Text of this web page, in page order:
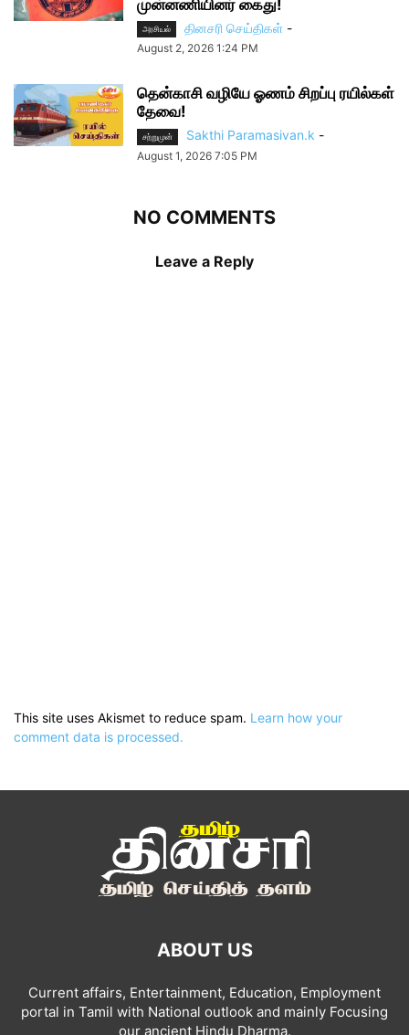
முன்னணியினர் கைது!
அரசியல் தினசரி செய்திகள் -
August 2, 2026 1:24 PM
தென்காசி வழியே ஓணம் சிறப்பு ரயில்கள்
தேவை!
சற்றுமுன் Sakthi Paramasivan.k -
August 1, 2026 7:05 PM
NO COMMENTS
Leave a Reply
This site uses Akismet to reduce spam. Learn how your
comment data is processed.
ABOUT US
Current affairs, Entertainment, Education, Employment
portal in Tamil with National outlook and mainly Focusing
our ancient Hindu Dharma.